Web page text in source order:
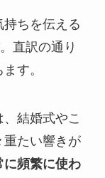
ちを伝える
直訳の通り
す。
結婚式やこ
重たい響きが
に頻繁に使わ